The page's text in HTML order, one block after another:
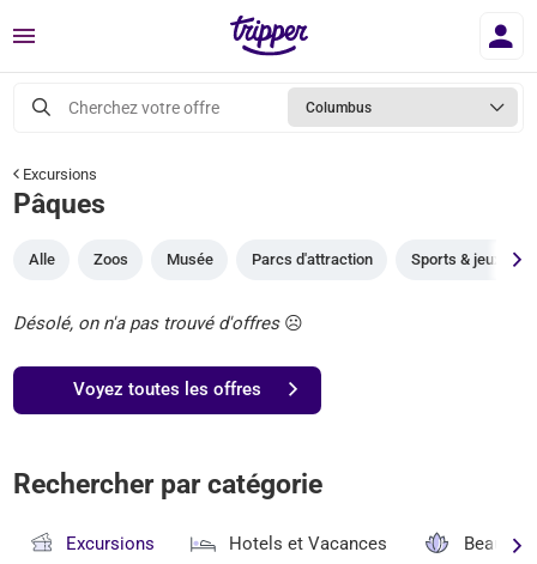
Menu
Cherchez votre offre Columbus
Excursions
Pâques
Alle Zoos Musée Parcs d'attraction Sports & jeux
Désolé, on n'a pas trouvé d'offres☹️
Voyez toutes les offres
Rechercher par catégorie
Excursions Hotels et Vacances Beauté